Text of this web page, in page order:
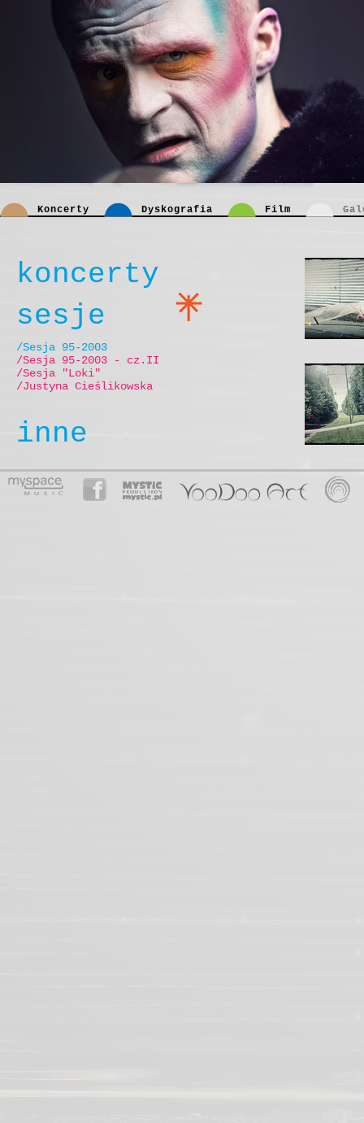
Koncerty Dyskografia Film
koncerty
sesje
/Sesja 95-2003
/Sesja 95-2003 - cz.II
/Sesja "Loki"
/Justyna Cieślikowska
inne